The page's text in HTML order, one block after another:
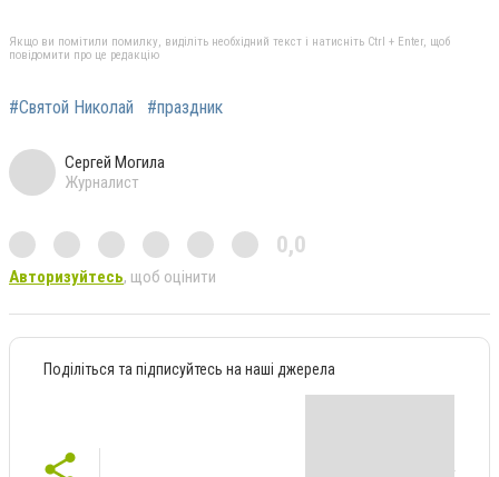
Якщо ви помітили помилку, виділіть необхідний текст і натисніть Ctrl + Enter, щоб
повідомити про це редакцію
#Святой Николай #праздник
Сергей Могила
Журналист
0,0
Авторизуйтесь, щоб оцінити
Поділіться та підписуйтесь на наші джерела